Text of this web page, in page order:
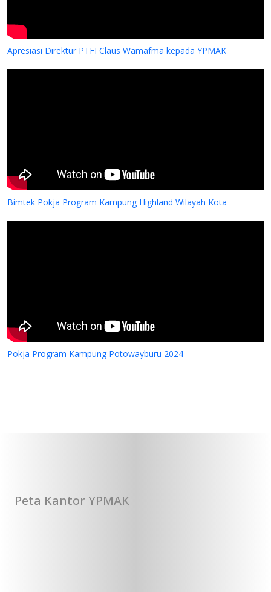
Apresiasi Direktur PTFI Claus Wamafma kepada YPMAK
Bimtek Pokja Program Kampung Highland Wilayah Kota
Pokja Program Kampung Potowayburu 2024
Peta Kantor YPMAK